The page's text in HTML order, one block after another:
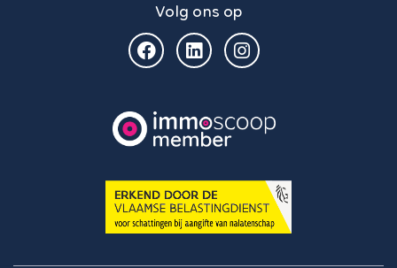
Volg ons op